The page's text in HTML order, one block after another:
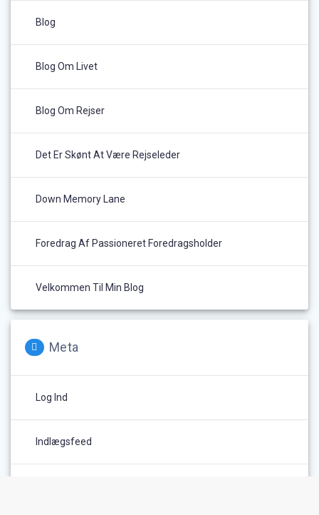
Blog
Blog Om Livet
Blog Om Rejser
Det Er Skønt At Være Rejseleder
Down Memory Lane
Foredrag Af Passioneret Foredragsholder
Velkommen Til Min Blog
Meta
Log Ind
Indlægsfeed